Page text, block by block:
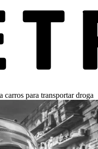
para transportar droga